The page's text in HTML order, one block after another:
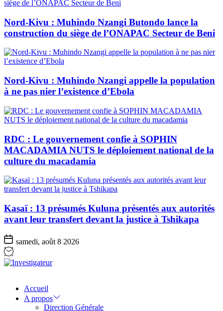
Nord-Kivu : Muhindo Nzangi Butondo lance la
construction du siège de l’ONAPAC Secteur de Beni
Nord-Kivu : Muhindo Nzangi appelle la population
à ne pas nier l’existence d’Ebola
RDC : Le gouvernement confie à SOPHIN
MACADAMIA NUTS le déploiement national de la
culture du macadamia
Kasaï : 13 présumés Kuluna présentés aux autorités
avant leur transfert devant la justice à Tshikapa
samedi, août 8 2026
Accueil
A propos
Direction Générale